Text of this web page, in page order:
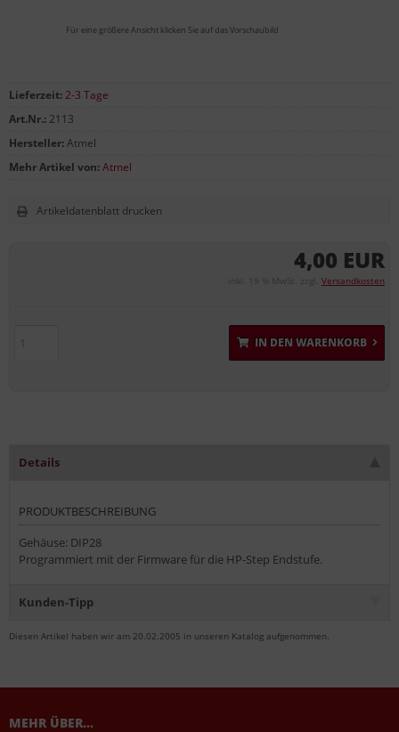
Für eine größere Ansicht klicken Sie auf das Vorschaubild
4,00 EUR
inkl. 19 % MwSt. zzgl. Versandkosten
IN DEN WARENKORB
Lieferzeit:2-3 Tage
Art.Nr.: 2113
Hersteller:Atmel
Mehr Artikel von:Atmel
Artikeldatenblatt drucken
Details
PRODUKTBESCHREIBUNG
Gehäuse: DIP28
Programmiert mit der Firmware für die HP-Step Endstufe.
Kunden-Tipp
Diesen Artikel haben wir am 20.02.2005 in unseren Katalog aufgenommen.
MEHR ÜBER...